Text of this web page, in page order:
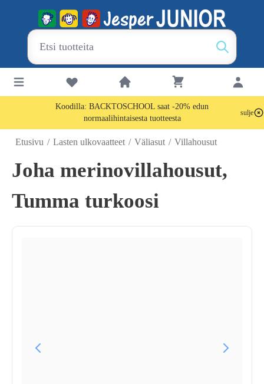
Koodilla: BACKTOSCHOOL saat -20% edun
normaalihintaisesta tuotteesta
sulje
Etusivu / Lasten ulkovaatteet / Väliasut / Villahousut
Joha merinovillahousut,
Tumma turkoosi